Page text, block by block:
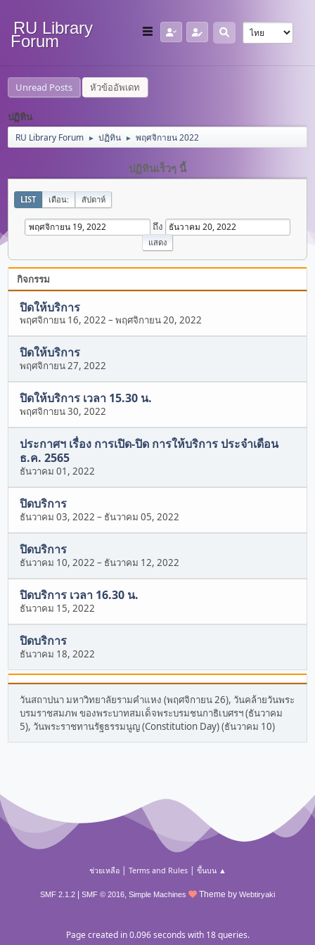
RU Library
Forum
Unread Posts หัวข้ออัพเดท
ปฏิทิน
RU Library Forum ► ปฏิทิน ► พฤศจิกายน 2022
ปฏิทินเร็วๆ นี้
LIST เดือน: สัปดาห์
ถึง
กิจกรรม
ปิดให้บริการ
พฤศจิกายน 16, 2022 –พฤศจิกายน 20, 2022
ปิดให้บริการ
พฤศจิกายน 27, 2022
ปิดให้บริการ เวลา 15.30 น.
พฤศจิกายน 30, 2022
ประกาศฯ เรื่อง การเปิด-ปิด การให้บริการ ประจำเดือน
ธ.ค. 2565
ธันวาคม 01, 2022
ปิดบริการ
ธันวาคม 03, 2022 – ธันวาคม 05, 2022
ปิดบริการ
ธันวาคม 10, 2022 – ธันวาคม 12, 2022
ปิดบริการ เวลา 16.30 น.
ธันวาคม 15, 2022
ปิดบริการ
ธันวาคม 18, 2022
วันสถาปนา มหาวิทยาลัยรามคำแหง (พฤศจิกายน 26), วันคล้ายวันพระ
บรมราชสมภพ ของพระบาทสมเด็จพระบรมชนกาธิเบศรฯ (ธันวาคม
5), วันพระราชทานรัฐธรรมนูญ (Constitution Day) (ธันวาคม 10)
ช่วยเหลือ| Terms and Rules| ขึ้นบน ▲
SMF 2.1.2 SMF © 2016, Simple Machines Theme by Webtiryaki
Page created in 0.096 seconds with 18 queries.